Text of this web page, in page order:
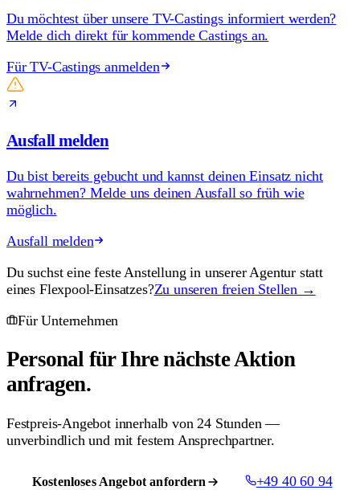
Du möchtest über unsere TV-Castings informiert werden?
Melde dich direkt für kommende Castings an.
Für TV-Castings anmelden
Ausfall melden
Du bist bereits gebucht und kannst deinen Einsatz nicht
wahrnehmen? Melde uns deinen Ausfall so früh wie
möglich.
Ausfall melden
Du suchst eine feste Anstellung in unserer Agentur statt
eines Flexpool-Einsatzes?Zu unseren freien Stellen →
Für Unternehmen
Personal für Ihre nächsteAktion
anfragen.
Festpreis-Angebot innerhalb von 24 Stunden —
unverbindlich und mit festem Ansprechpartner.
Kostenloses Angebot anfordern
+49 40 60 94